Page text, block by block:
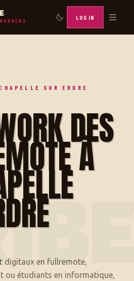
LOG IN
SUR ERDRE
DES
À
digitaux en fullremote,
ou étudiants en informatique,